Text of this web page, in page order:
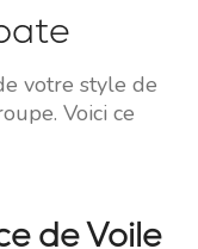
votre style de
Voici ce
de Voile